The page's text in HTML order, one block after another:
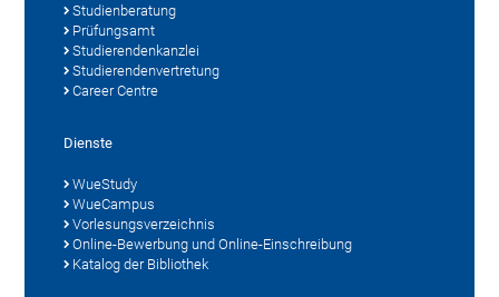
Studienberatung
Prüfungsamt
Studierendenkanzlei
Studierendenvertretung
Career Centre
Dienste
WueStudy
WueCampus
Vorlesungsverzeichnis
Online-Bewerbung und Online-Einschreibung
Katalog der Bibliothek